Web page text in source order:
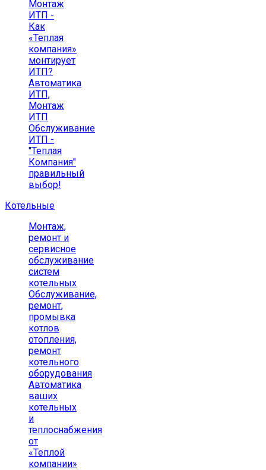
Монтаж
ИТП -
Как
«Теплая
компания»
монтирует
ИТП?
Автоматика
ИТП,
Монтаж
ИТП
Обслуживание
ИТП -
"Теплая
Компания"
правильный
выбор!
Котельные
Монтаж,
ремонт и
сервисное
обслуживание
систем
котельных
Обслуживание,
ремонт,
промывка
котлов
отопления,
ремонт
котельного
оборудования
Автоматика
ваших
котельных
и
теплоснабжения
от
«Теплой
компании»